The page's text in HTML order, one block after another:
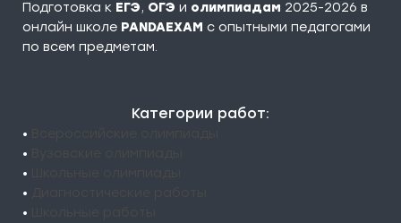
Подготовка к ЕГЭ, ОГЭ и олимпиадам 2025-2026 в
онлайн школе PANDAEXAM c опытными педагогами
по всем предметам.
Категории работ:
•
•
•
•
•